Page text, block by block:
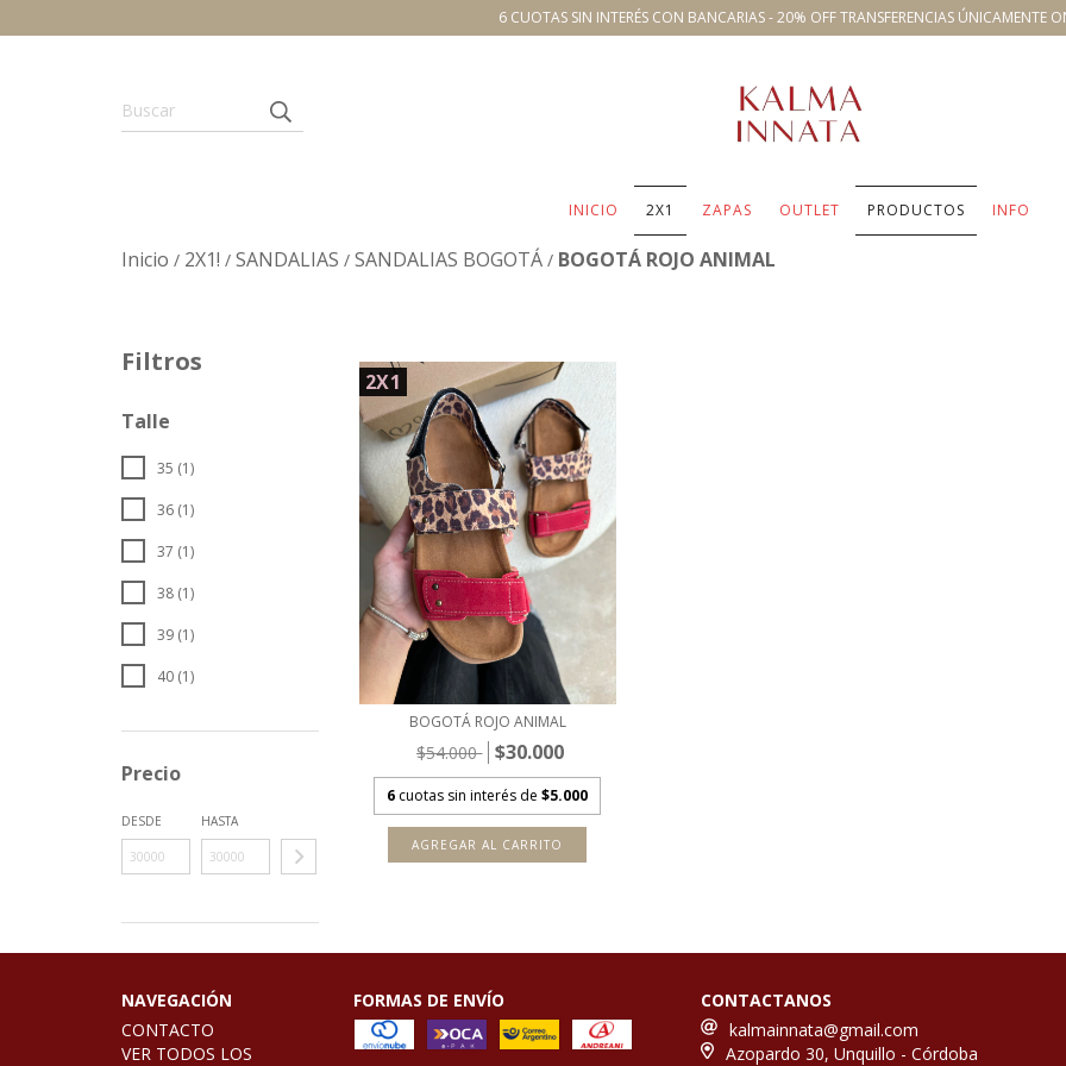
6 CUOTAS SIN INTERÉS CON BANCARIAS - 20% OFF TRANSFERENCIAS ÚNICAMENTE
INICIO 2X1 ZAPAS OUTLET PRODUCTOS INFO
Inicio / 2X1! / SANDALIAS / SANDALIAS BOGOTÁ / BOGOTÁ ROJO ANIMAL
Filtros
Talle
35 (1)
36 (1)
37 (1)
38 (1)
39 (1)
40 (1)
Precio
DESDE HASTA
2X1
BOGOTÁ ROJO ANIMAL
$54.000 $30.000
6 cuotas sin interés de$5.000
AGREGAR AL CARRITO
NAVEGACIÓN
CONTACTO
VER TODOS LOS
FORMAS DE ENVÍO
CONTACTANOS
kalmainnata@gmail.com
Azopardo 30, Unquillo - Córdoba